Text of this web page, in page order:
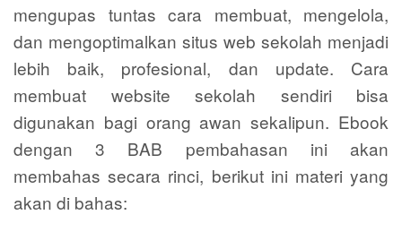
mengupas tuntas cara membuat, mengelola,
dan mengoptimalkan situs web sekolah menjadi
lebih baik, profesional, dan update. Cara
membuat website sekolah sendiri bisa
digunakan bagi orang awan sekalipun. Ebook
dengan 3 BAB pembahasan ini akan
membahas secara rinci, berikut ini materi yang
akan di bahas: